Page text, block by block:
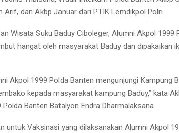
Arif, dan Akbp Januar dari PTIK Lemdikpol Polri
Wisata Suku Baduy Ciboleger, Alumni Akpol 1999
hangat oleh masyarakat Baduy dan dipakaikan
Akpol 1999 Polda Banten mengunjungi Kampung
kepada masyarakat kampung Baduy,” kata
Banten Batalyon Endra Dharmalaksana
untuk Vaksinasi yang dilaksanakan Alumni Akpol